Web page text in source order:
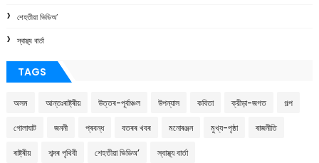
শেহতীয়া ভিডিঅ’
স্বাস্থ্য বাৰ্তা
TAGS
অসম আন্তঃৰাষ্ট্ৰীয় উত্তৰ-পূৰ্বাঞ্চল উপন্যাস কবিতা ক্রীড়া-জগত গল্প
গোলাঘাট জননী প্ৰবন্ধ বতৰৰ খবৰ মনোৰঞ্জন মুখ্য-পৃষ্ঠা ৰাজনীতি
ৰাষ্ট্ৰীয় শব্দৰ পৃথিবী শেহতীয়া ভিডিঅ’ স্বাস্থ্য বাৰ্তা